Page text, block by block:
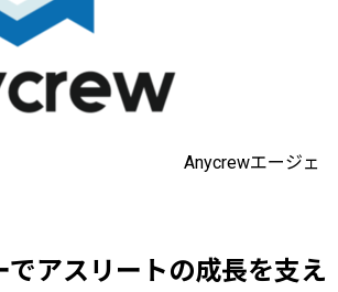
Anycrewエージェ
でアスリートの成長を支え